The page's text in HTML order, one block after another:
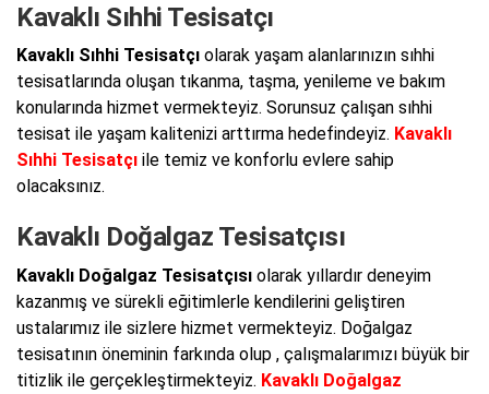
Kavaklı Sıhhi Tesisatçı
Kavaklı Sıhhi Tesisatçı olarak yaşam alanlarınızın sıhhi
tesisatlarında oluşan tıkanma, taşma, yenileme ve bakım
konularında hizmet vermekteyiz. Sorunsuz çalışan sıhhi
tesisat ile yaşam kalitenizi arttırma hedefindeyiz. Kavaklı
Sıhhi Tesisatçı ile temiz ve konforlu evlere sahip
olacaksınız.
Kavaklı Doğalgaz Tesisatçısı
Kavaklı Doğalgaz Tesisatçısı olarak yıllardır deneyim
kazanmış ve sürekli eğitimlerle kendilerini geliştiren
ustalarımız ile sizlere hizmet vermekteyiz. Doğalgaz
tesisatının öneminin farkında olup , çalışmalarımızı büyük bir
titizlik ile gerçekleştirmekteyiz. Kavaklı Doğalgaz